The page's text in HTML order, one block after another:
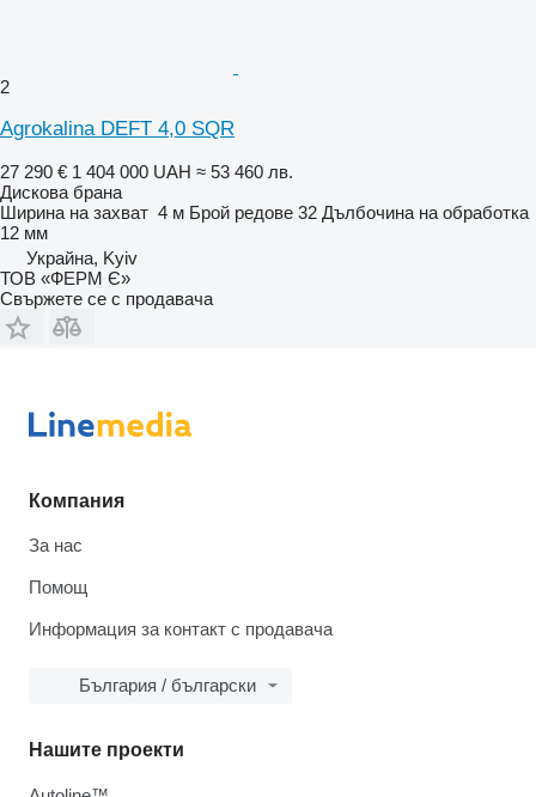
2
Agrokalina DEFT 4,0 SQR
27 290 € 1 404 000 UAH ≈ 53 460 лв.
Дискова брана
Ширина на захват 4 м Брой редове 32 Дълбочина на обработка
12 мм
Украйна, Kyiv
ТОВ «ФЕРМ Є»
Свържете се с продавача
Компания
За нас
Помощ
Информация за контакт с продавача
България / български
Нашите проекти